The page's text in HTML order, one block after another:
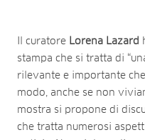
Il curatore Lorena Lazard
stampa che si tratta di
rilevante e importante
modo, anche se non
mostra si propone di
che tratta numerosi